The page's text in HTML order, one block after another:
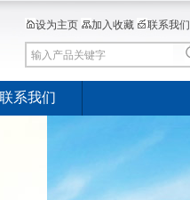
设为主页 加入收藏 联系我们
联系我们